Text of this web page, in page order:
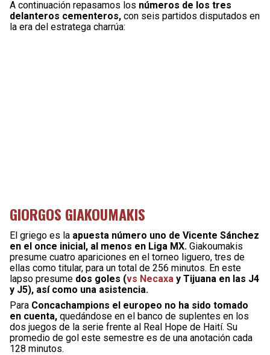
A continuación repasamos los números de los tres
delanteros cementeros, con seis partidos disputados en
la era del estratega charrúa:
GIORGOS GIAKOUMAKIS
El griego es la apuesta número uno de Vicente Sánchez
en el once inicial, al menos en Liga MX. Giakoumakis
presume cuatro apariciones en el torneo liguero, tres de
ellas como titular, para un total de 256 minutos. En este
lapso presume dos goles (vs Necaxa y Tijuana en las J4
y J5), así como una asistencia.
Para Concachampions el europeo no ha sido tomado
en cuenta, quedándose en el banco de suplentes en los
dos juegos de la serie frente al Real Hope de Haití. Su
promedio de gol este semestre es de una anotación cada
128 minutos.